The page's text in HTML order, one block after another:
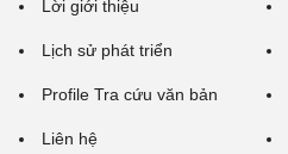
Lời giới thiệu
Lịch sử phát triển
Profile Tra cứu văn bản
Liên hệ